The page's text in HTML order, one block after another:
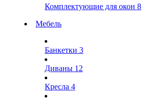
Комплектующие для окон 8
Мебель
Банкетки 3
Диваны 12
Кресла 4